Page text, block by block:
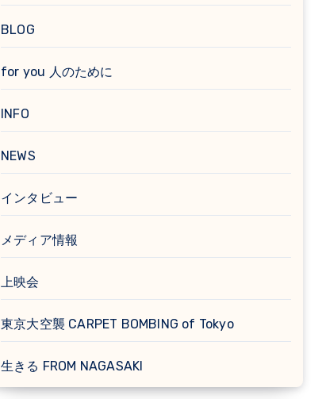
BLOG
for you 人のために
INFO
NEWS
インタビュー
メディア情報
上映会
東京大空襲 CARPET BOMBING of Tokyo
生きる FROM NAGASAKI